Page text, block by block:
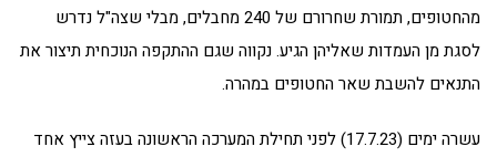
מהחטופים, תמורת שחרורם של 240 מחבלים, מבלי שצה"ל נדרש
לסגת מן העמדות שאליהן הגיע. נקווה שגם ההתקפה הנוכחית תיצור את
התנאים להשבת שאר החטופים במהרה.
עשרה ימים (17.7.23) לפני תחילת המערכה הראשונה בעזה צייץ אחד